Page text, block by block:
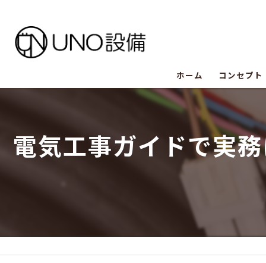
ホーム コンセプト
UNO設備の
UNO設備
UNO設備
電気工事ガイドで実